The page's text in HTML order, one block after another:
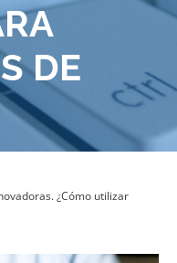
DE
¿Cómo utilizar